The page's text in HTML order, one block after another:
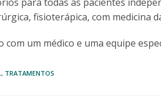
para todas as pacientes
fisioterápica, com medicina
um médico e uma equipe
, TRATAMENTOS